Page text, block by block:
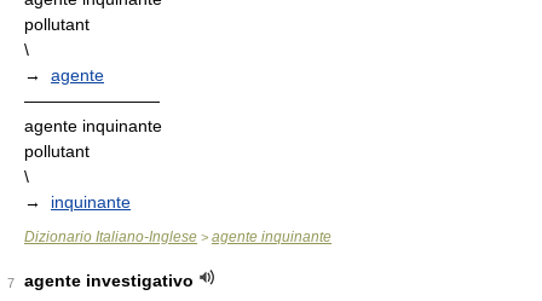
pollutant
\
→ agente
————————
agente inquinante
pollutant
\
→ inquinante
Dizionario Italiano-Inglese > agente inquinante
7
agente investigativo